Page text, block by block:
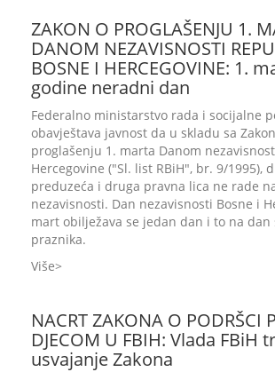
ZAKON O PROGLAŠENJU 1.
DANOM NEZAVISNOSTI
BOSNE I HERCEGOVINE: 1.
godine neradni dan
Federalno ministarstvo rada i socijalne
obavještava javnost da u skladu sa
proglašenju 1. marta Danom
Hercegovine ("Sl. list RBiH", br. 9/1995),
preduzeća i druga pravna lica ne rade
nezavisnosti. Dan nezavisnosti Bosne i
mart obilježava se jedan dan i to na dan
praznika.
Više
NACRT ZAKONA O PODRŠCI
DJECOM U FBIH: Vlada FBiH
usvajanje Zakona